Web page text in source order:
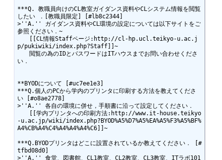
***Q. 教職員向けのCL教室ガイダンス資料やCLシステム情報を閲覧
したい ．[教職員限定] [#lb8c2344]
>''A.'' ガイダンス資料やCL環境の設定については以下サイトをご
参照ください．~
[[CL情報Staffページ:http://cl-hp.ucl.teikyo-u.ac.j
p/pukiwiki/index.php?Staff]]~
閲覧の為のIDとパスワードはITハウスまでお問い合わせくださ
い．
**BYODについて [#uc7ee1e3]
***Q.個人のPCから学内のプリンタに印刷する方法を教えてくださ
い [#o8ae2778]
>''A.'' 各自の環境に併せ，手順書に沿って設定してください．
[[学内プリンタへの印刷方法:http://www.it-house.teikyo
-u.ac.jp/wiki/index.php?BYOD%A5%D7%A5%EA%A5%F3%A5%BF%
A4%CB%A4%C4%A4%A4%A4%C6]]~
***Q.BYODプリンタはどこに設置されているか教えてください． [#
tfbd08d0]
>''A.'' 食堂、図書館、CL1教室、CL2教室、CL3教室、ITラボ101